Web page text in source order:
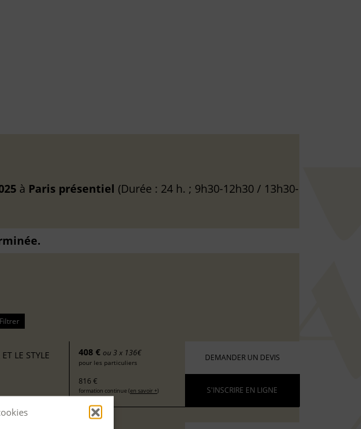
à Paris présentiel (Durée : 24 h. ; 9h30-12h30 / 13h30-
Filtrer
LE STYLE 408 € ou 3 x 136€
pour les particuliers
816 €
formation continue (en savoir +)
DEMANDER UN DEVIS
S'INSCRIRE EN LIGNE